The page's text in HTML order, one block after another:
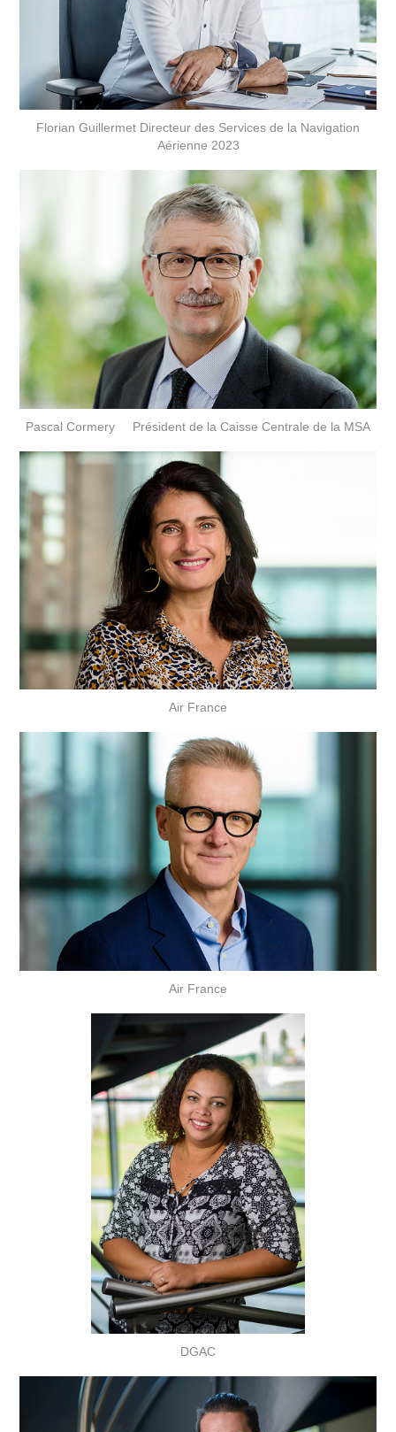
Florian Guillermet Directeur des Services de la Navigation
Aérienne 2023
Pascal Cormery Président de la Caisse Centrale de la MSA
Air France
Air France
DGAC